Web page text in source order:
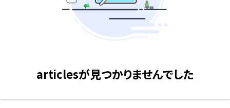
articlesが見つかりませんでした